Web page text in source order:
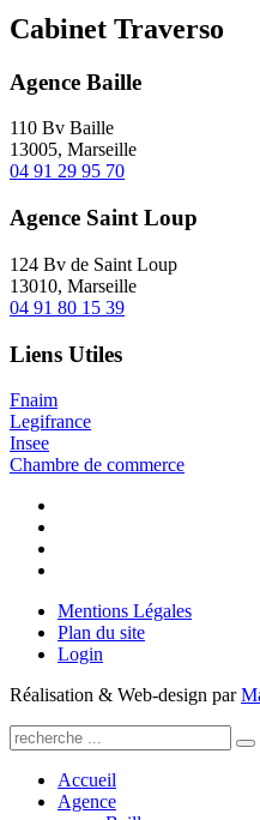
Cabinet Traverso
Agence Baille
110 Bv Baille
13005, Marseille
04 91 29 95 70
Agence Saint Loup
124 Bv de Saint Loup
13010, Marseille
04 91 80 15 39
Liens Utiles
Fnaim
Legifrance
Insee
Chambre de commerce
Mentions Légales
Plan du site
Login
Réalisation & Web-design par
Accueil
Agence